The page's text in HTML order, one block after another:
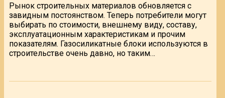
Рынок строительных материалов обновляется с
завидным постоянством. Теперь потребители могут
выбирать по стоимости, внешнему виду, составу,
эксплуатационным характеристикам и прочим
показателям. Газосиликатные блоки используются в
строительстве очень давно, но таким…